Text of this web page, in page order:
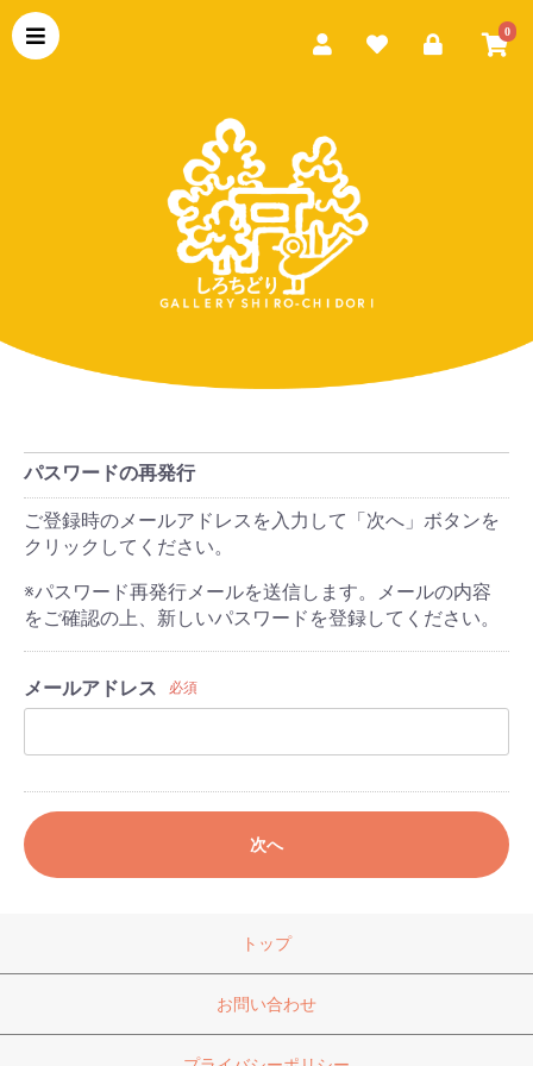
0
パスワードの再発行
ご登録時のメールアドレスを入力して「次へ」ボタンを
クリックしてください。
※パスワード再発行メールを送信します。メールの内容
をご確認の上、新しいパスワードを登録してください。
メールアドレス 必須
次へ
トップ
お問い合わせ